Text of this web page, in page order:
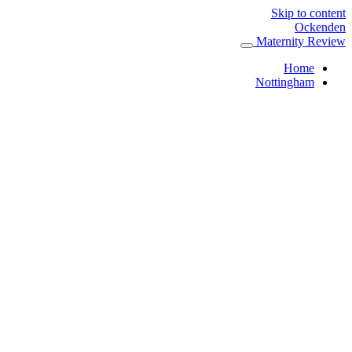
Skip to content
Ockenden
Maternity Review
Home
Nottingham